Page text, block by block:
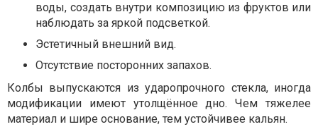
воды, создать внутри композицию из фруктов или
наблюдать за яркой подсветкой.
Эстетичный внешний вид.
Отсутствие посторонних запахов.
Колбы выпускаются из ударопрочного стекла, иногда
модификации имеют утолщённое дно. Чем тяжелее
материал и шире основание, тем устойчивее кальян.